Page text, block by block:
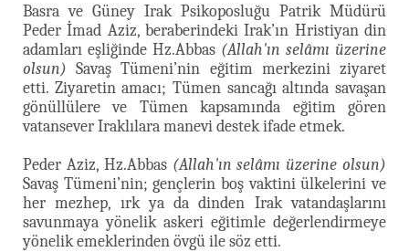
Basra ve Güney Irak Psikoposluğu Patrik Müdürü
Peder İmad Aziz, beraberindeki Irak’ın Hristiyan din
adamları eşliğinde Hz.Abbas (Allah'ın selâmı üzerine
olsun) Savaş Tümeni’nin eğitim merkezini ziyaret
etti. Ziyaretin amacı; Tümen sancağı altında savaşan
gönüllülere ve Tümen kapsamında eğitim gören
vatansever Iraklılara manevi destek ifade etmek.
Peder Aziz, Hz.Abbas (Allah'ın selâmı üzerine olsun)
Savaş Tümeni’nin; gençlerin boş vaktini ülkelerini ve
her mezhep, ırk ya da dinden Irak vatandaşlarını
savunmaya yönelik askeri eğitimle değerlendirmeye
yönelik emeklerinden övgü ile söz etti.